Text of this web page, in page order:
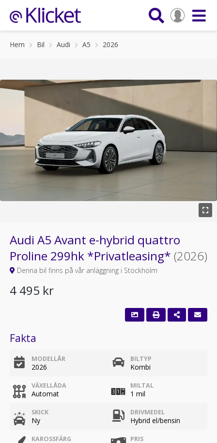
Hem Bil Audi A5 2026
Audi A5 Avant e-hybrid quattro
Proline 299hk *Privatleasing* (2026)
Denna bil finns på vår anläggning i Stockholm
4 495 kr
Fakta
MODELLÅR
2026
BILTYP
Kombi
VÄXELLÅDA
Automat
MILTAL
1 mil
SKICK
Ny
DRIVMEDEL
Hybrid el/bensin
KAROSSFÄRG PRIS